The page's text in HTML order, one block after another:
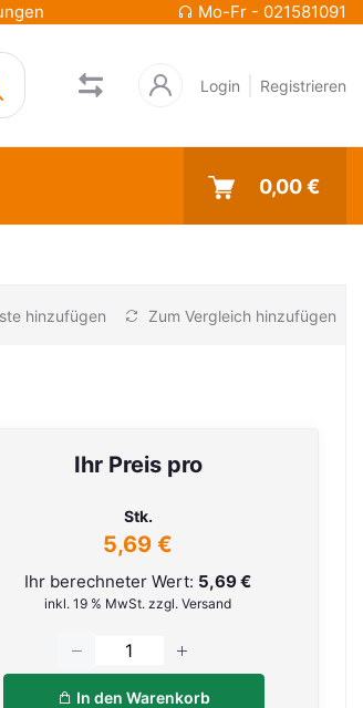
Mo-Fr - 021581091
Login Registrieren
0,00 €
hinzufügen Zum Vergleich hinzufügen
Ihr Preis pro
Stk.
5,69 €
Ihr berechneter Wert: 5,69 €
inkl. 19 % MwSt. zzgl. Versand
In den Warenkorb